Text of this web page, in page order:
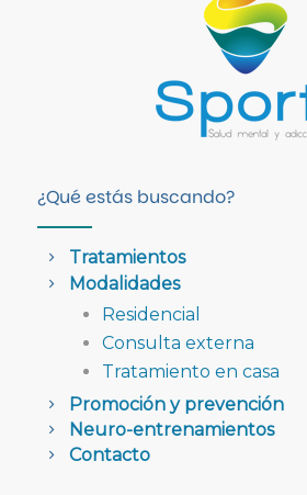
¿Qué estás buscando?
Tratamientos
Modalidades
Residencial
Consulta externa
Tratamiento en casa
Promoción y prevención
Neuro-entrenamientos
Contacto